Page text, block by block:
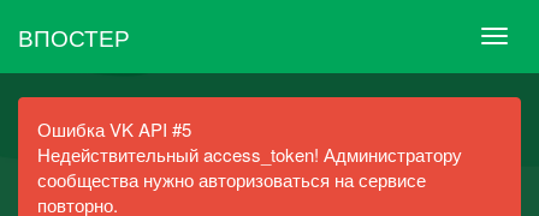
ВПОСТЕР
Ошибка VK API #5
Недействительный access_token! Администратору
сообщества нужно авторизоваться на сервисе
повторно.